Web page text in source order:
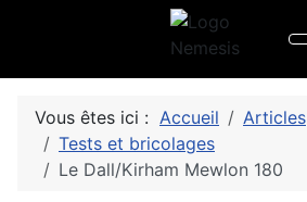
Vous êtes ici : Accueil
Articles
Tests et bricolages
Le Dall/Kirham Mewlon 180